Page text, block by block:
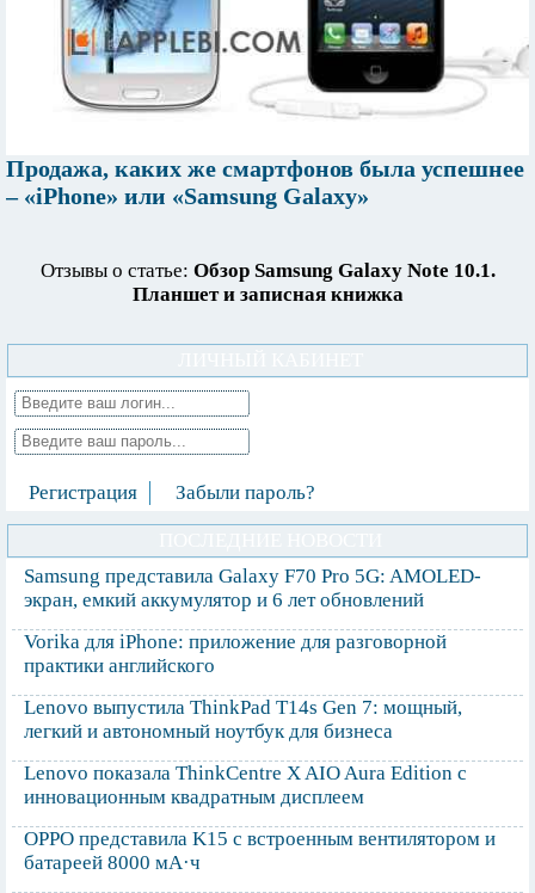
Продажа, каких же смартфонов была успешнее
– «iPhone» или «Samsung Galaxy»
Отзывы о статье: Обзор Samsung Galaxy Note 10.1.
Планшет и записная книжка
Регистрация Забыли пароль?
Samsung представила Galaxy F70 Pro 5G: AMOLED-
экран, емкий аккумулятор и 6 лет обновлений
Vorika для iPhone: приложение для разговорной
практики английского
Lenovo выпустила ThinkPad T14s Gen 7: мощный,
легкий и автономный ноутбук для бизнеса
Lenovo показала ThinkCentre X AIO Aura Edition с
инновационным квадратным дисплеем
OPPO представила K15 с встроенным вентилятором и
батареей 8000 мА·ч